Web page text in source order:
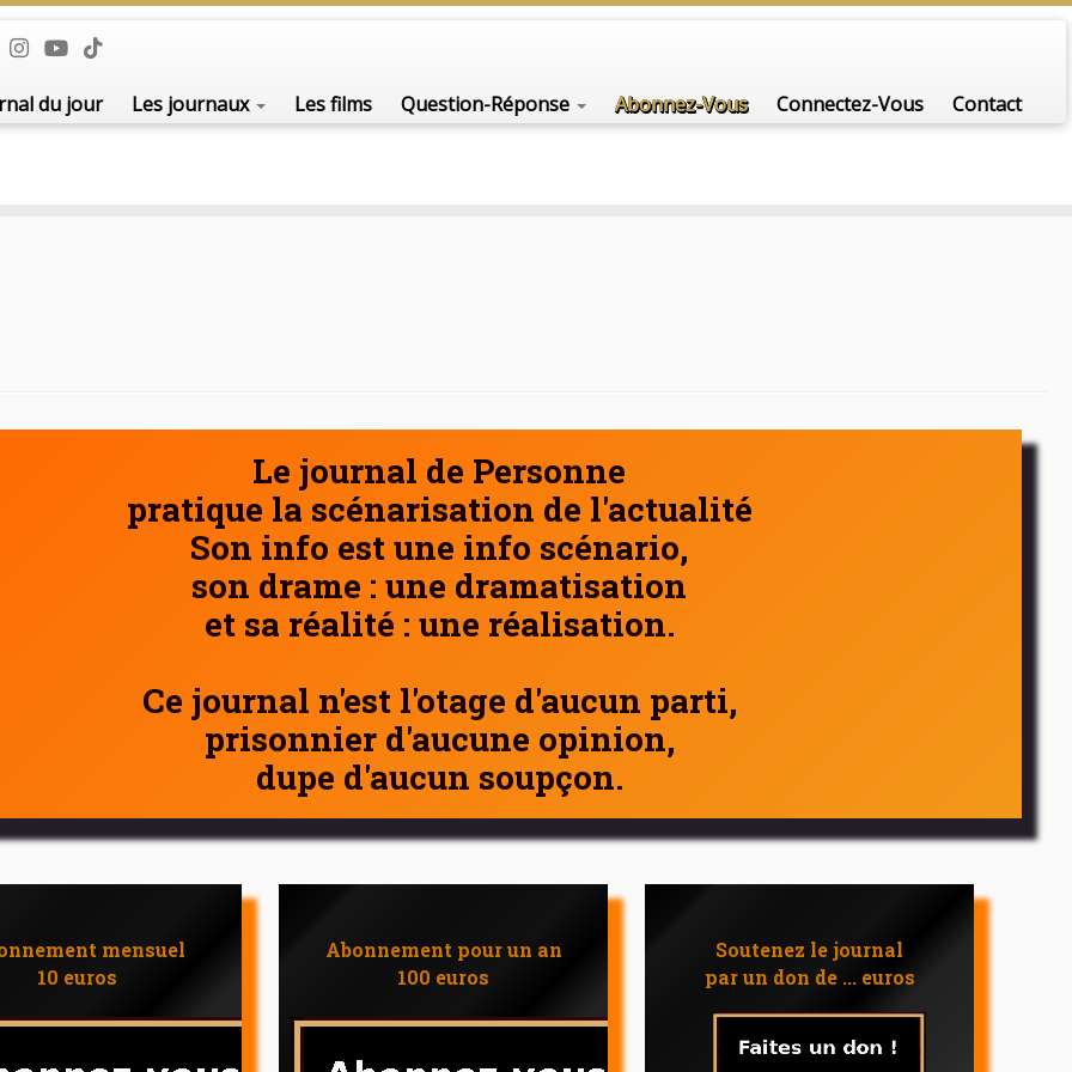
du jour Les journaux Les films Question-Réponse Abonnez-Vous Connectez-Vous Contact
Le journal de Personne
pratique la scénarisation de l'actualité
Son info est une info scénario,
son drame : une dramatisation
et sa réalité : une réalisation.
Ce journal n'est l'otage d'aucun parti,
prisonnier d'aucune opinion,
dupe d'aucun soupçon.
mensuel
10 euros
Abonnement pour un an
100 euros
Soutenez le journal
par un don de ... euros